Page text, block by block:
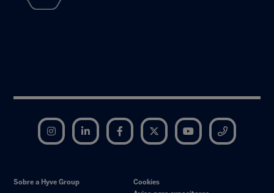
Instagram LinkedIn Facebook Twitter YouTube
Sobre a Hyve Group
Cookies